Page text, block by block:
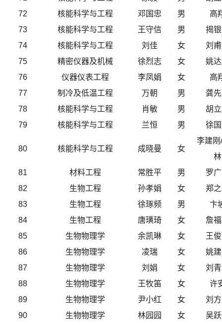
72
核能科学与工程 邓国忠 男
高
73
核能科学与工程 王守信 男
揭
74
核能科学与工程 刘佳 女
刘
75
精密仪器及机械 徐烈志 女
姚
76
仪器仪表工程 李凤娟 女
高
77
制冷及低温工程 万朝 男
龚
78
核能科学与工程 肖敏 男
胡
79
核能科学与工程 兰恒 男 徐
80 核能科学与工程 成晓曼 女
李建刚
林
81
材料工程 常胜平 男
罗
82
生物工程 孙孝娟 女
郑
83
生物工程 徐琢频 男
卞
84
生物工程 唐璜琦 女
詹
85
生物物理学 余凯琳 女
王
86
生物物理学 凌瑞 女
姚
87
生物物理学 刘娟 女
刘
88
生物物理学 王牧笛 女
许
89
生物物理学 尹小红 女
刘
90
生物物理学 林园园 女
吴